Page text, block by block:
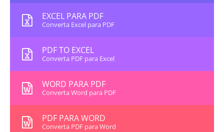
EXCEL PARA PDF
Converta Excel para PDF
PDF TO EXCEL
Converta PDF para Excel
WORD PARA PDF
Converta Word para PDF
PDF PARA WORD
Converta PDF para Word